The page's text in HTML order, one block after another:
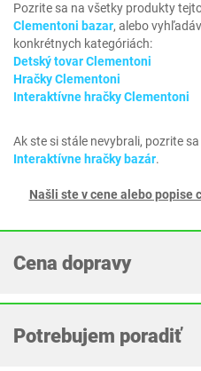
Pozrite sa na všetky produkty
Clementoni bazar, alebo
konkrétnych kategóriách:
Detský tovar Clementoni
Hračky Clementoni
Interaktívne hračky Clementoni
Ak ste si stále nevybrali, pozrite
Interaktívne hračky bazár.
Našli ste v cene alebo popise
Cena dopravy
Potrebujem poradiť